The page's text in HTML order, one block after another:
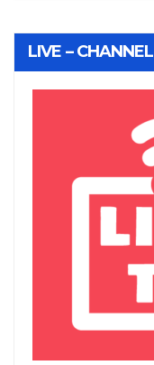
LIVE – CHANNEL